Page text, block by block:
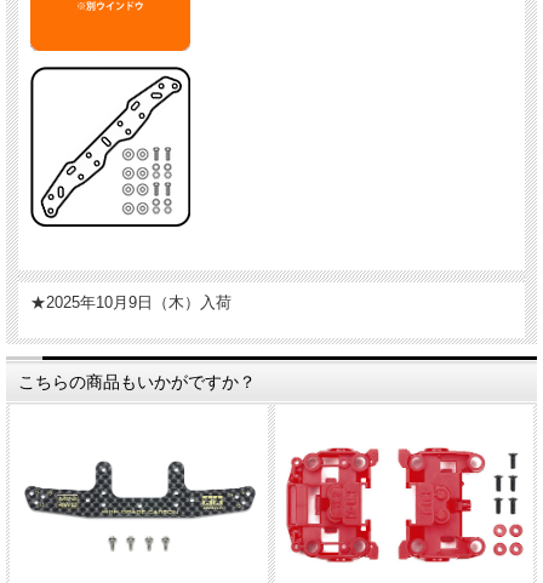
★2025年10月9日（木）入荷
こちらの商品もいかがですか？